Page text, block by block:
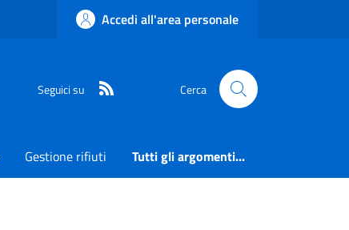
Accedi all'area personale
Seguici su Cerca
Gestione rifiuti Tutti gli argomenti...